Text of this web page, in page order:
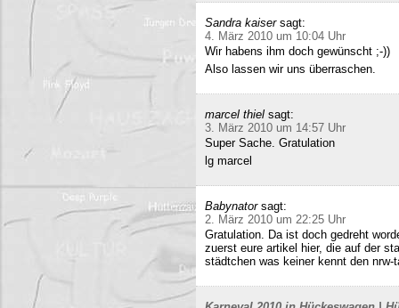
Sandra kaiser sagt:
4. März 2010 um 10:04 Uhr
Wir habens ihm doch gewünscht ;-))
Also lassen wir uns überraschen.
marcel thiel sagt:
3. März 2010 um 14:57 Uhr
Super Sache. Gratulation
lg marcel
Babynator sagt:
2. März 2010 um 22:25 Uhr
Gratulation. Da ist doch gedreht
zuerst eure artikel hier, die auf der
städtchen was keiner kennt den nrw-